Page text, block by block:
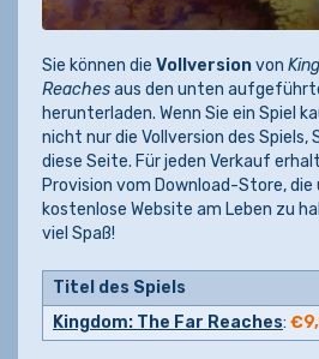
Sie können die Vollversionvon
Reachesaus den unten
herunterladen. Wenn Sie ein Spiel
nicht nur die Vollversion des
diese Seite. Für jeden Verkauf
Provision vom Download-Store,
kostenlose Website am Leben zu
viel Spaß!
Titel des Spiels
Kingdom: The Far Reaches: